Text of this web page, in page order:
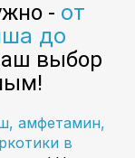
- от
до
выбор
амфетамин,
в